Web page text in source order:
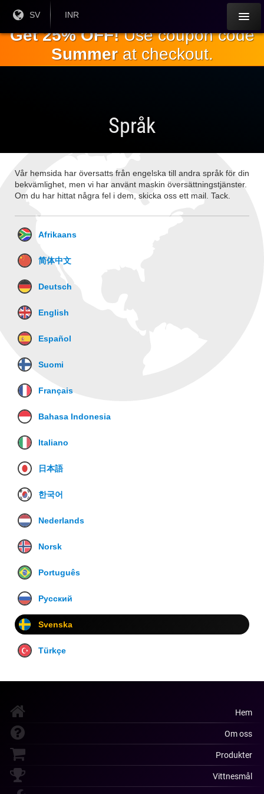
Nuvarande
språk:
SV
Aktuell
INR
Get 25% OFF!Use coupon code
Summerat checkout.
Språk
Vår hemsida har översatts från engelska till andra språk för din
bekvämlighet, men vi har använt maskin översättningstjänster.
Om du har hittat några fel i dem, skicka oss ett mail. Tack.
Afrikaans
简体中文
Deutsch
English
Español
Suomi
Français
Bahasa Indonesia
Italiano
日本語
한국어
Nederlands
Norsk
Português
Русский
Svenska
Türkçe
Hem
Om oss
Produkter
Vittnesmål